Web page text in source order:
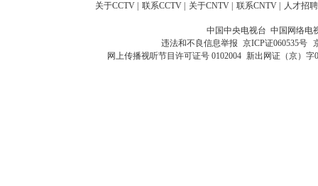
关于CCTV 联系CCTV 关于CNTV 联系CNTV 人才招聘
中国中央电视台 中国网络电
违法和不良信息举报 京ICP证060535号
网上传播视听节目许可证号 0102004 新出网证（京）